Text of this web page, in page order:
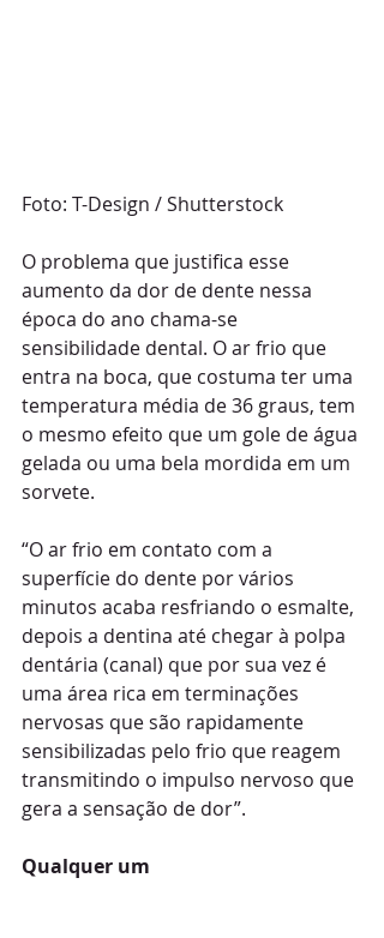
Foto: T-Design / Shutterstock
O problema que justifica esse
aumento da dor de dente nessa
época do ano chama-se
sensibilidade dental. O ar frio que
entra na boca, que costuma ter uma
temperatura média de 36 graus, tem
o mesmo efeito que um gole de água
gelada ou uma bela mordida em um
sorvete.
“O ar frio em contato com a
superfície do dente por vários
minutos acaba resfriando o esmalte,
depois a dentina até chegar à polpa
dentária (canal) que por sua vez é
uma área rica em terminações
nervosas que são rapidamente
sensibilizadas pelo frio que reagem
transmitindo o impulso nervoso que
gera a sensação de dor”.
Qualquer um